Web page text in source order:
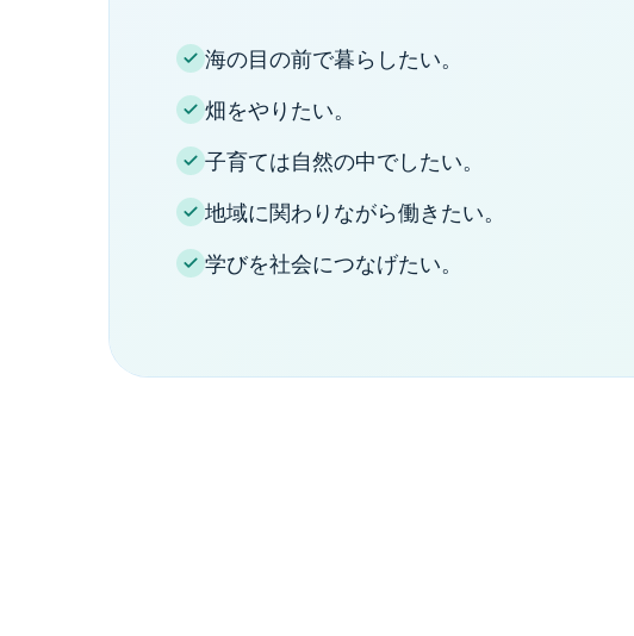
海の目の前で暮らしたい。
畑をやりたい。
子育ては自然の中でしたい。
地域に関わりながら働きたい。
学びを社会につなげたい。